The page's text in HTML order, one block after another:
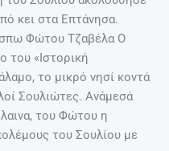
κει στα Επτάνησα.
Φώτου Τζαβέλα Ο
του «Ιστορική
το μικρό νησί κοντά
Σουλιώτες. Ανάμεσά
του Φώτου η
του Σουλίου με